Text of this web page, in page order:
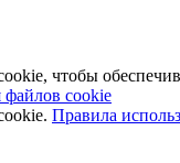
чтобы
файлов cookie
Правила